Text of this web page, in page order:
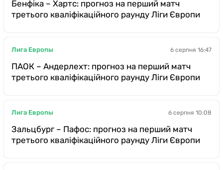
Бенфіка – Хартс: прогноз на перший матч
третього кваліфікаційного раунду Ліги Європи
Лига Европы 6 серпня 16:47
ПАОК – Андерлехт: прогноз на перший матч
третього кваліфікаційного раунду Ліги Європи
Лига Европы 6 серпня 10:08
Зальцбург – Пафос: прогноз на перший матч
третього кваліфікаційного раунду Ліги Європи